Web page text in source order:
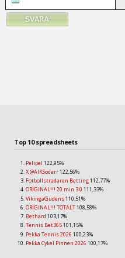
Top 10 spreadsheets
Pelipel 122,95%
X @AIKSoderr122,56%
Fotbollstradaren Betting112,77%
ORIGINAL!!! 20 min 3.0 111,33%
VikingaGudens110,51%
ORIGINAL!!! TOTALT108,58%
Bethard 103,17%
Tennis Bet365101,15%
Pekka Tennis 2026 100,23%
Pekka Cykel Pinnen 2026 100,17%